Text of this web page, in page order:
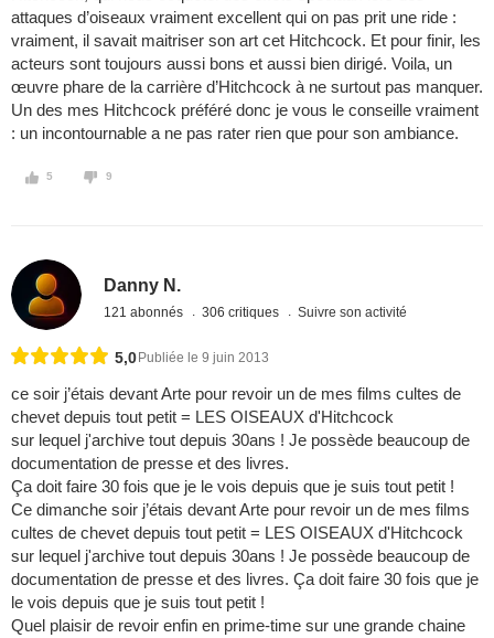
attaques d’oiseaux vraiment excellent qui on pas prit une ride :
vraiment, il savait maitriser son art cet Hitchcock. Et pour finir, les
acteurs sont toujours aussi bons et aussi bien dirigé. Voila, un
œuvre phare de la carrière d’Hitchcock à ne surtout pas manquer.
Un des mes Hitchcock préféré donc je vous le conseille vraiment
: un incontournable a ne pas rater rien que pour son ambiance.
5 9
Danny N.
121 abonnés 306 critiques Suivre son activité
5,0 Publiée le 9 juin 2013
ce soir j’étais devant Arte pour revoir un de mes films cultes de
chevet depuis tout petit = LES OISEAUX d'Hitchcock
sur lequel j'archive tout depuis 30ans ! Je possède beaucoup de
documentation de presse et des livres.
Ça doit faire 30 fois que je le vois depuis que je suis tout petit !
Ce dimanche soir j’étais devant Arte pour revoir un de mes films
cultes de chevet depuis tout petit = LES OISEAUX d'Hitchcock
sur lequel j'archive tout depuis 30ans ! Je possède beaucoup de
documentation de presse et des livres. Ça doit faire 30 fois que je
le vois depuis que je suis tout petit !
Quel plaisir de revoir enfin en prime-time sur une grande chaine